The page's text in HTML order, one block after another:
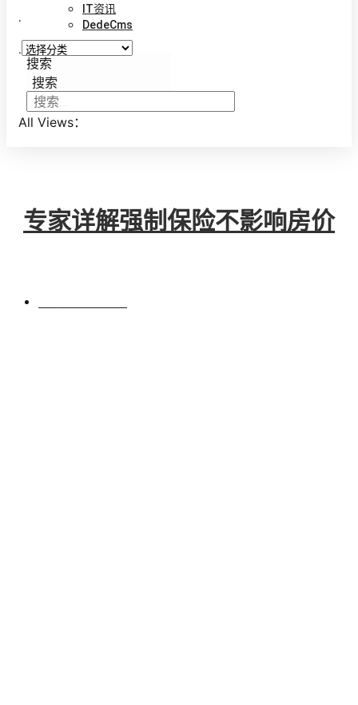
IT资讯
DedeCms
.
.
搜索
搜索
All Views：
专家详解强制保险不影响房价